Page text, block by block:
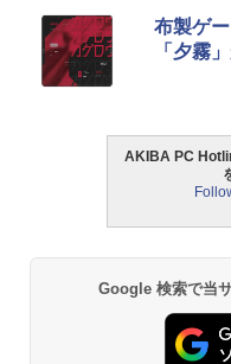
布製ゲ
「夕霧
AKIBA PC
Google 検索で当